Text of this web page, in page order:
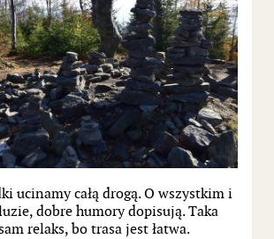
ucinamy całą drogą. O wszystkim i
dobre humory dopisują. Taka
relaks, bo trasa jest łatwa.